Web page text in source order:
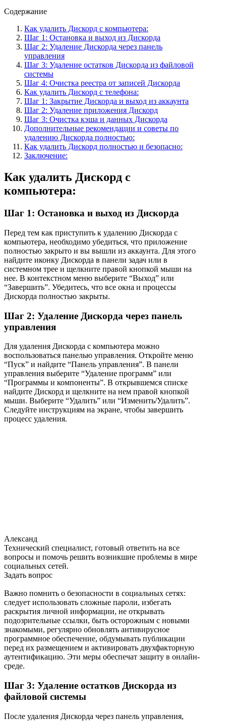
Содержание
Как удалить Дискорд с компьютера:
Шаг 1: Остановка и выход из Дискорда
Шаг 2: Удаление Дискорда через панель
управления
Шаг 3: Удаление остатков Дискорда из файловой
системы
Шаг 4: Очистка реестра от записей Дискорда
Как удалить Дискорд с телефона:
Шаг 1: Закрытие Дискорда и выход из аккаунта
Шаг 2: Удаление приложения Дискорд
Шаг 3: Очистка кэша и данных Дискорда
Дополнительные рекомендации и советы по
удалению Дискорда полностью:
Как удалить Дискорд полностью и безопасно:
Заключение:
Как удалить Дискорд с
компьютера:
Шаг 1: Остановка и выход из Дискорда
Перед тем как приступить к удалению Дискорда с
компьютера, необходимо убедиться, что приложение
полностью закрыто и вы вышли из аккаунта. Для этого
найдите иконку Дискорда в панели задач или в
системном трее и щелкните правой кнопкой мыши на
нее. В контекстном меню выберите “Выход” или
“Завершить”. Убедитесь, что все окна и процессы
Дискорда полностью закрыты.
Шаг 2: Удаление Дискорда через панель
управления
Для удаления Дискорда с компьютера можно
воспользоваться панелью управления. Откройте меню
“Пуск” и найдите “Панель управления”. В панели
управления выберите “Удаление программ” или
“Программы и компоненты”. В открывшемся списке
найдите Дискорд и щелкните на нем правой кнопкой
мыши. Выберите “Удалить” или “Изменить/Удалить”.
Следуйте инструкциям на экране, чтобы завершить
процесс удаления.
Александ
Технический специалист, готовый ответить на все
вопросы и помочь решить возникшие проблемы в мире
социальных сетей.
Задать вопрос
Важно помнить о безопасности в социальных сетях:
следует использовать сложные пароли, избегать
раскрытия личной информации, не открывать
подозрительные ссылки, быть осторожным с новыми
знакомыми, регулярно обновлять антивирусное
программное обеспечение, обдумывать публикации
перед их размещением и активировать двухфакторную
аутентификацию. Эти меры обеспечат защиту в онлайн-
среде.
Шаг 3: Удаление остатков Дискорда из
файловой системы
После удаления Дискорда через панель управления,